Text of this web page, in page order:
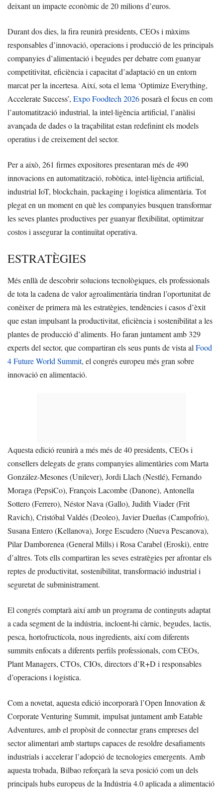
deixant un impacte econòmic de 20 milions d’euros.
Durant dos dies, la fira reunirà presidents, CEOs i màxims
responsables d’innovació, operacions i producció de les principals
companyies d’alimentació i begudes per debatre com guanyar
competitivitat, eficiència i capacitat d’adaptació en un entorn
marcat per la incertesa. Així, sota el lema ‘Optimize Everything,
Accelerate Success’, Expo Foodtech 2026posarà el focus en com
l’automatització industrial, la intel·ligència artificial, l’anàlisi
avançada de dades o la traçabilitat estan redefinint els models
operatius i de creixement del sector.
Per a això, 261 firmes expositores presentaran més de 490
innovacions en automatització, robòtica, intel·ligència artificial,
industrial IoT, blockchain, packaging i logística alimentària. Tot
plegat en un moment en què les companyies busquen transformar
les seves plantes productives per guanyar flexibilitat, optimitzar
costos i assegurar la continuïtat operativa.
ESTRATÈGIES
Més enllà de descobrir solucions tecnològiques, els professionals
de tota la cadena de valor agroalimentària tindran l’oportunitat de
conèixer de primera mà les estratègies, tendències i casos d’èxit
que estan impulsant la productivitat, eficiència i sostenibilitat a les
plantes de producció d’aliments. Ho faran juntament amb 329
experts del sector, que compartiran els seus punts de vista alFood
4 Future World Summit, el congrés europeu més gran sobre
innovació en alimentació.
Aquesta edició reunirà a més més de 40 presidents, CEOs i
consellers delegats de grans companyies alimentàries com Marta
González-Mesones (Unilever), Jordi Llach (Nestlé), Fernando
Moraga (PepsiCo), François Lacombe (Danone), Antonella
Sottero (Ferrero), Néstor Nava (Gallo), Judith Viader (Frit
Ravich), Cristóbal Valdés (Deoleo), Javier Dueñas (Campofrío),
Susana Entero (Kellanova), Jorge Escudero (Nueva Pescanova),
Pilar Damborenea (General Mills) i Rosa Carabel (Eroski), entre
d’altres. Tots ells compartiran les seves estratègies per afrontar els
reptes de productivitat, sostenibilitat, transformació industrial i
seguretat de subministrament.
El congrés comptarà així amb un programa de continguts adaptat
a cada segment de la indústria, incloent-hi càrnic, begudes, lactis,
pesca, hortofructícola, nous ingredients, així com diferents
summits enfocats a diferents perfils professionals, com CEOs,
Plant Managers, CTOs, CIOs, directors d’R+D i responsables
d’operacions i logística.
Com a novetat, aquesta edició incorporarà l’Open Innovation &
Corporate Venturing Summit, impulsat juntament amb Eatable
Adventures, amb el propòsit de connectar grans empreses del
sector alimentari amb startups capaces de resoldre desafiaments
industrials i accelerar l’adopció de tecnologies emergents. Amb
aquesta trobada, Bilbao reforçarà la seva posició com un dels
principals hubs europeus de la Indústria 4.0 aplicada a alimentació